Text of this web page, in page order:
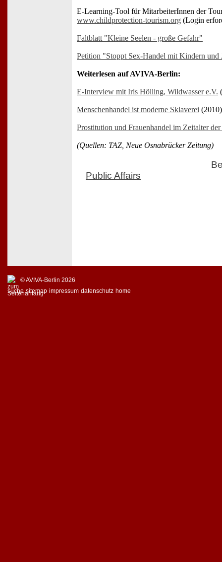
E-Learning-Tool für MitarbeiterInnen der
www.childprotection-tourism.org (Login
Faltblatt "Kleine Seelen - große Gefahr"
Petition "Stoppt Sex-Handel mit Kindern und
Weiterlesen auf AVIVA-Berlin:
E-Interview mit Iris Hölling, Wildwasser e.V.
Menschenhandel ist moderne Sklaverei (2010)
Prostitution und Frauenhandel im Zeitalter
(Quellen: TAZ, Neue Osnabrücker Zeitung)
Public Affairs
© AVIVA-Berlin 2026
suche sitemap impressum datenschutz home